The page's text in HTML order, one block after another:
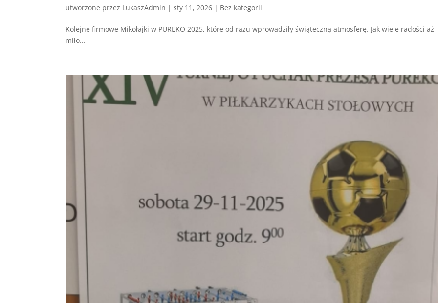
utworzone przez LukaszAdmin |sty 11, 2026 | Bez kategorii
Kolejne firmowe Mikołajki w PUREKO 2025, które od razu wprowadziły świąteczną atmosferę. Jak wiele radości aż
miło...